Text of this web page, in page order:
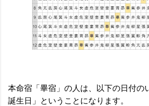
本命宿「畢宿」の人は、以下の日付の
誕生日」ということになります。